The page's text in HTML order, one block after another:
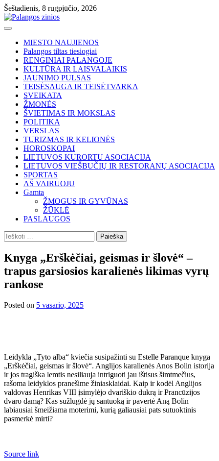
Skip
to
content
Šeštadienis, 8 rugpjūčio, 2026
MIESTO NAUJIENOS
Palangos tiltas tiesiogiai
RENGINIAI PALANGOJE
KULTŪRA IR LAISVALAIKIS
JAUNIMO PULSAS
TEISĖSAUGA IR TEISĖTVARKA
SVEIKATA
ŽMONĖS
ŠVIETIMAS IR MOKSLAS
POLITIKA
VERSLAS
TURIZMAS IR KELIONĖS
HOROSKOPAI
LIETUVOS KURORTU ASOCIACIJA
LIETUVOS VIEŠBUČIŲ IR RESTORANŲ ASOCIACIJA
SPORTAS
AŠ VAIRUOJU
Gamta
ŽMOGUS IR GYVŪNAS
ŽŪKLĖ
PASLAUGOS
Ieškoti:
Knyga „Erškėčiai, geismas ir šlovė“ –
trapus garsiosios karalienės likimas vyrų
rankose
Posted on 5 vasario, 2025
Leidykla „Tyto alba“ kviečia susipažinti su Estelle Paranque knyga
„Erškėčiai, geismas ir šlovė“. Anglijos karalienės Anos Bolin istorija
ir jos tragiška lemtis nesiliauja intriguoti jau ištisus šimtmečius,
rašoma leidyklos pranešime žiniasklaidai. Kaip ir kodėl Anglijos
valdovas Henrikas VIII įsimylėjo dvariškio dukrą ir Prancūzijos
dvaro damą? Kas sužlugdė jų santuoką ir pavertė Aną Bolin
labiausiai šmeižiama moterimi, kurią galiausiai pats sutuoktinis
pasmerkė mirti?
Source link